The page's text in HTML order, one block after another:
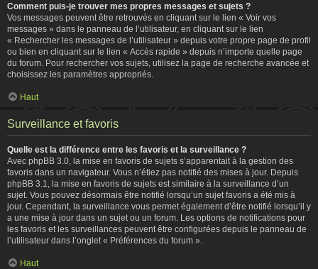
Comment puis-je trouver mes propres messages et sujets ?
Vos messages peuvent être retrouvés en cliquant sur le lien « Voir vos
messages » dans le panneau de l’utilisateur, en cliquant sur le lien
« Rechercher les messages de l’utilisateur » depuis votre propre page de profil
ou bien en cliquant sur le lien « Accès rapide » depuis n’importe quelle page
du forum. Pour rechercher vos sujets, utilisez la page de recherche avancée et
choisissez les paramètres appropriés.
Haut
Surveillance et favoris
Quelle est la différence entre les favoris et la surveillance ?
Avec phpBB 3.0, la mise en favoris de sujets s’apparentait à la gestion des
favoris dans un navigateur. Vous n’étiez pas notifié des mises à jour. Depuis
phpBB 3.1, la mise en favoris de sujets est similaire à la surveillance d’un
sujet. Vous pouvez désormais être notifié lorsqu’un sujet favoris a été mis à
jour. Cependant, la surveillance vous permet également d’être notifié lorsqu’il y
a une mise à jour dans un sujet ou un forum. Les options de notifications pour
les favoris et les surveillances peuvent être configurées depuis le panneau de
l’utilisateur dans l’onglet « Préférences du forum ».
Haut